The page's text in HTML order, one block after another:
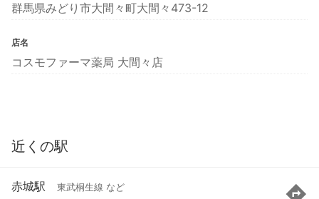
群馬県みどり市大間々町大間々473-12
店名
コスモファーマ薬局 大間々店
近くの駅
赤城駅 東武桐生線 など